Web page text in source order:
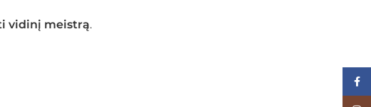
vidinį meistrą.